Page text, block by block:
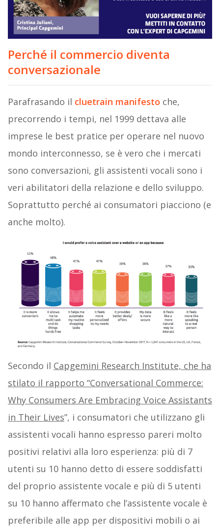
Perché il commercio diventa
conversazionale
Parafrasando il cluetrain manifesto che,
precorrendo i tempi, nel 1999 dettava alle
imprese le best pratice per operare nel nuovo
mondo interconnesso, se è vero che i mercati
sono conversazioni, gli assistenti vocali sono i
veri abilitatori della relazione e dello sviluppo.
Soprattutto perché ai consumatori piacciono (e
anche molto).
Secondo il Capgemini Research Institute, che ha
stilato il rapporto “Conversational Commerce:
Why Consumers Are Embracing Voice Assistants
in Their Lives”, i consumatori che utilizzano gli
assistenti vocali hanno espresso pareri molto
positivi relativi alla loro esperienza: più di 7
utenti su 10 hanno detto di essere soddisfatti
del proprio assistente vocale e più di 5 utenti
su 10 hanno affermato che l’assistente vocale è
preferibile alle app per dispositivi mobili o ai